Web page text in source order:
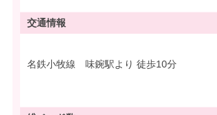
交通情報
名鉄小牧線 味鋺駅より 徒歩10分